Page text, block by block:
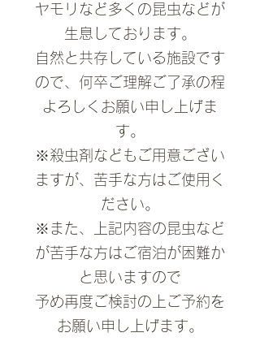
ヤモリなど多くの昆虫などが
生息しております。
自然と共存している施設です
ので、何卒ご理解ご了承の程
よろしくお願い申し上げま
す。
※殺虫剤などもご用意ござい
ますが、苦手な方はご使用く
ださい。
※また、上記内容の昆虫など
が苦手な方はご宿泊が困難か
と思いますので
予め再度ご検討の上ご予約を
お願い申し上げます。